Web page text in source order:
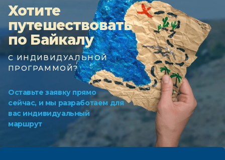
Хотите
путешествовать
по Байкалу
С ИНДИВИДУАЛЬНОЙ
ПРОГРАММОЙ?
Оставьте заявку прямо
сейчас, и мы разработаем для
вас индивидуальный
маршрут